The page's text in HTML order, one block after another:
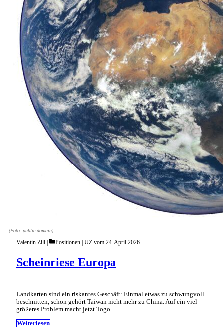
(Foto: public domain)
Scheinriese Europa
Valentin Zill Categories
Positionen UZ vom 24. April 2026
Landkarten sind ein riskantes Geschäft: Einmal etwas zu schwungvoll
beschnitten, schon gehört Taiwan nicht mehr zu China. Auf ein viel
größeres Problem macht jetzt Togo …
Weiterlesen